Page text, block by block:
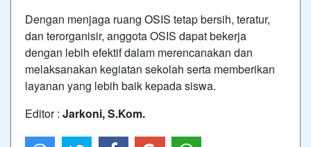
Dengan menjaga ruang OSIS tetap bersih, teratur,
dan terorganisir, anggota OSIS dapat bekerja
dengan lebih efektif dalam merencanakan dan
melaksanakan kegiatan sekolah serta memberikan
layanan yang lebih baik kepada siswa.
Editor : Jarkoni, S.Kom.